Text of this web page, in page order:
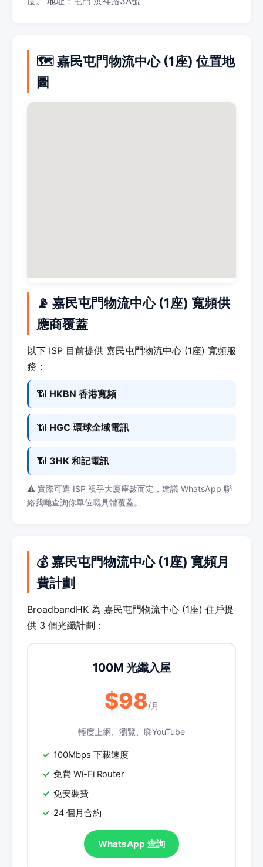
🗺️ 嘉民屯門物流中心 (1座) 位置地
圖
📡 嘉民屯門物流中心 (1座) 寬頻供
應商覆蓋
以下 ISP 目前提供 嘉民屯門物流中心 (1座) 寬頻服
務：
📶 HKBN 香港寬頻
📶 HGC 環球全域電訊
📶 3HK 和記電訊
⚠️ 實際可選 ISP 視乎大廈座數而定，建議 WhatsApp 聯
絡我哋查詢你單位嘅具體覆蓋。
💰 嘉民屯門物流中心 (1座) 寬頻月
費計劃
BroadbandHK 為 嘉民屯門物流中心 (1座) 住戶提
供 3 個光纖計劃：
100M 光纖入屋
$98/月
輕度上網、瀏覽、睇YouTube
100Mbps 下載速度
免費 Wi-Fi Router
免安裝費
24 個月合約
WhatsApp 查詢